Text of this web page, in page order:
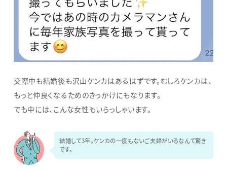
交際中も結婚後も沢山ケンカはあるはずです。むしろケンカは、
もっと仲良くなるためのきっかけにもなります。
でも中には、こんな女性もいらっしゃいます。
結婚して3年。ケンカの一度もないご夫婦がいるなんて驚き
です。